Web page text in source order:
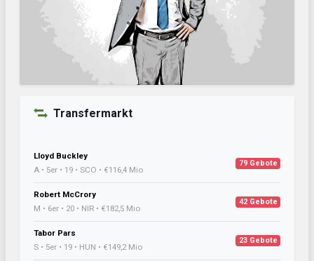
Transfermarkt
Lloyd Buckley
A • 5er • 19 • SCO • €116,4 Mio
79 Gebote
Robert McCrory
M • 6er • 20 • NIR • €182,5 Mio
42 Gebote
Tabor Pars
S • 5er • 19 • HUN • €149,2 Mio
23 Gebote